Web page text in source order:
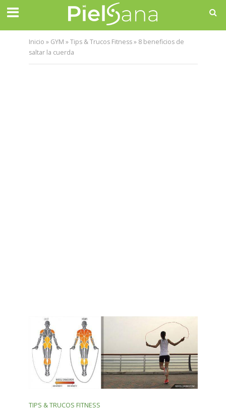
Inicio » GYM »Tips & Trucos Fitness» 8 beneficios de
saltar la cuerda
TIPS & TRUCOS FITNESS